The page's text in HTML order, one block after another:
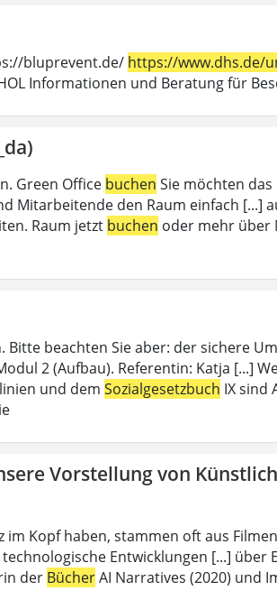
bluprevent.de/ https://www.dhs.de/
Informationen und Beratung für
Green Office buchen Sie möchten das
Mitarbeitende den Raum einfach [...]
Raum jetzt buchen oder mehr über
Bitte beachten Sie aber: der sichere
2 (Aufbau). Referentin: Katja [...]
und dem Sozialgesetzbuch IX sind
Vorstellung von
im Kopf haben, stammen oft aus
Entwicklungen [...] über
der BücherAI Narratives (2020) und